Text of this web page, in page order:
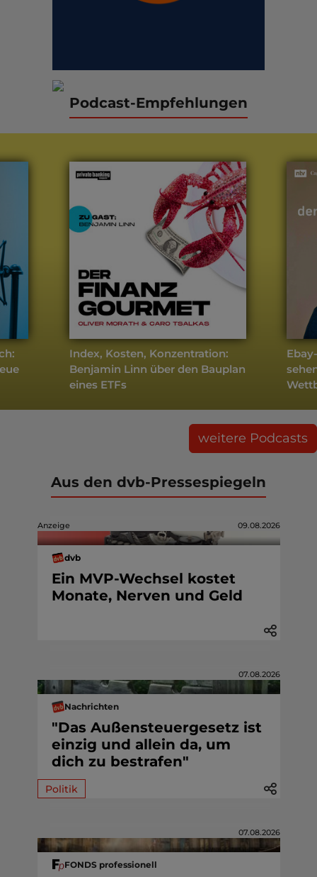
Podcast-Empfehlungen
Index, Kosten, Konzentration:
Benjamin Linn über den Bauplan
eines ETFs
weitere Podcasts
Aus den dvb-Pressespiegeln
Anzeige 09.08.2026
dvb
Ein MVP-Wechsel kostet
Monate, Nerven und Geld
07.08.2026
Nachrichten
"Das Außensteuergesetz ist
einzig und allein da, um
dich zu bestrafen"
Politik
07.08.2026
FONDS professionell